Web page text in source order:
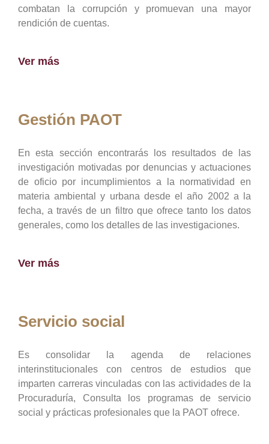
combatan la corrupción y promuevan una mayor
rendición de cuentas.
Ver más
Gestión PAOT
En esta sección encontrarás los resultados de las
investigación motivadas por denuncias y actuaciones
de oficio por incumplimientos a la normatividad en
materia ambiental y urbana desde el año 2002 a la
fecha, a través de un filtro que ofrece tanto los datos
generales, como los detalles de las investigaciones.
Ver más
Servicio social
Es consolidar la agenda de relaciones
interinstitucionales con centros de estudios que
imparten carreras vinculadas con las actividades de la
Procuraduría, Consulta los programas de servicio
social y prácticas profesionales que la PAOT ofrece.